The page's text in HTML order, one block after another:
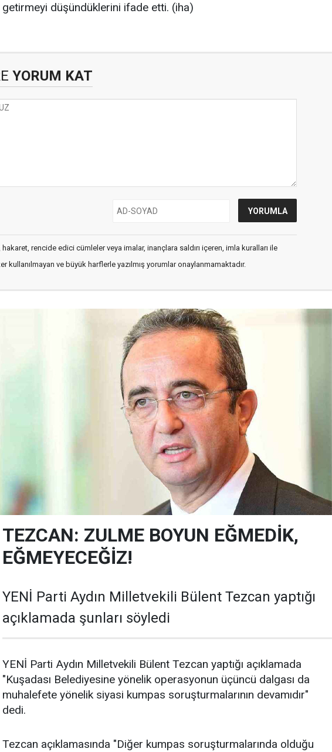
getirmeyi düşündüklerini ifade etti. (iha)
YORUM KAT
hakaret, rencide edici cümleler veya imalar, inançlara saldırı içeren, imla kuralları ile
kullanılmayan ve büyük harflerle yazılmış yorumlar onaylanmamaktadır.
TEZCAN: ZULME BOYUN EĞMEDİK,
EĞMEYECEĞİZ!
YENİ Parti Aydın Milletvekili Bülent Tezcan yaptığı
açıklamada şunları söyledi
YENİ Parti Aydın Milletvekili Bülent Tezcan yaptığı açıklamada
"Kuşadası Belediyesine yönelik operasyonun üçüncü dalgası da
muhalefete yönelik siyasi kumpas soruşturmalarının devamıdır"
dedi.
Tezcan açıklamasında "Diğer kumpas soruşturmalarında olduğu